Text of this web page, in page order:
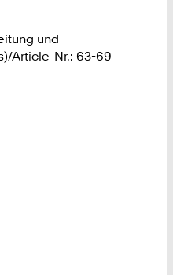
und
Article-Nr.: 63-69